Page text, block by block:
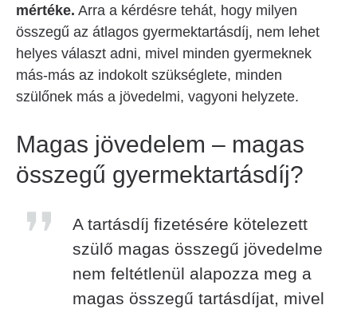
mértéke. Arra a kérdésre tehát, hogy milyen
összegű az átlagos gyermektartásdíj, nem lehet
helyes választ adni, mivel minden gyermeknek
más-más az indokolt szükséglete, minden
szülőnek más a jövedelmi, vagyoni helyzete.
Magas jövedelem – magas
összegű gyermektartásdíj?
A tartásdíj fizetésére kötelezett
szülő magas összegű jövedelme
nem feltétlenül alapozza meg a
magas összegű tartásdíjat, mivel